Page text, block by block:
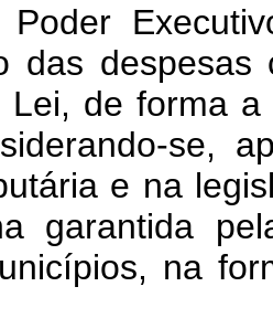
das
Lei, de forma
se,
e na
garantida
na